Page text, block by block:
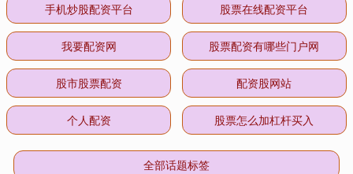
手机炒股配资平台 股票在线配资平台
我要配资网 股票配资有哪些门户网
股市股票配资 配资股网站
个人配资 股票怎么加杠杆买入
全部话题标签